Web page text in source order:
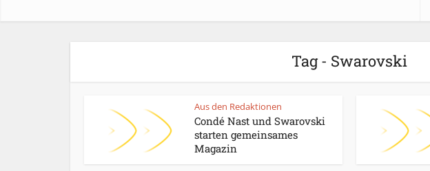
Tag - Swarovski
Aus den Redaktionen
Condé Nast und Swarovski
starten gemeinsames
Magazin